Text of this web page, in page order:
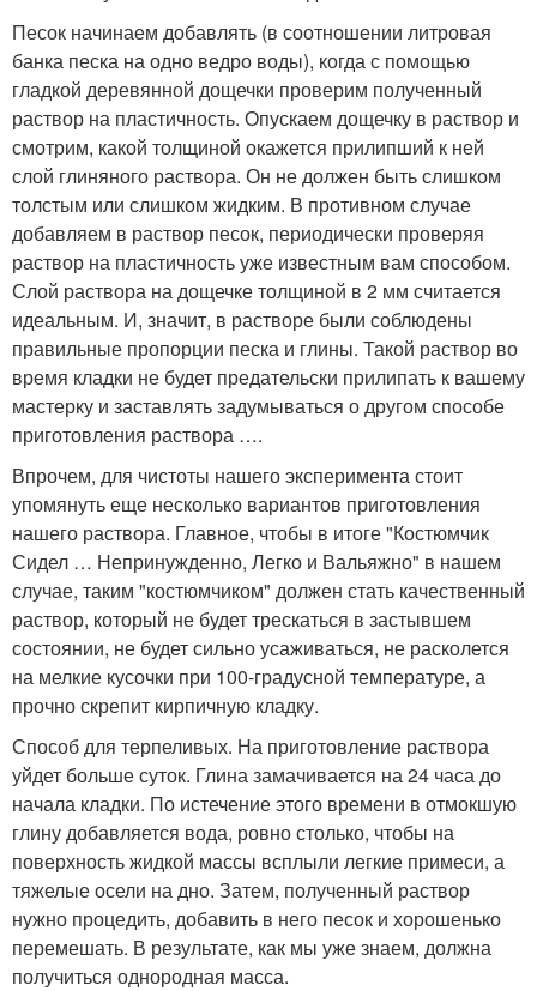
Песок начинаем добавлять (в соотношении литровая
банка песка на одно ведро воды), когда с помощью
гладкой деревянной дощечки проверим полученный
раствор на пластичность. Опускаем дощечку в раствор и
смотрим, какой толщиной окажется прилипший к ней
слой глиняного раствора. Он не должен быть слишком
толстым или слишком жидким. В противном случае
добавляем в раствор песок, периодически проверяя
раствор на пластичность уже известным вам способом.
Слой раствора на дощечке толщиной в 2 мм считается
идеальным. И, значит, в растворе были соблюдены
правильные пропорции песка и глины. Такой раствор во
время кладки не будет предательски прилипать к вашему
мастерку и заставлять задумываться о другом способе
приготовления раствора ….
Впрочем, для чистоты нашего эксперимента стоит
упомянуть еще несколько вариантов приготовления
нашего раствора. Главное, чтобы в итоге "Костюмчик
Сидел … Непринужденно, Легко и Вальяжно" в нашем
случае, таким "костюмчиком" должен стать качественный
раствор, который не будет трескаться в застывшем
состоянии, не будет сильно усаживаться, не расколется
на мелкие кусочки при 100-градусной температуре, а
прочно скрепит кирпичную кладку.
Способ для терпеливых. На приготовление раствора
уйдет больше суток. Глина замачивается на 24 часа до
начала кладки. По истечение этого времени в отмокшую
глину добавляется вода, ровно столько, чтобы на
поверхность жидкой массы всплыли легкие примеси, а
тяжелые осели на дно. Затем, полученный раствор
нужно процедить, добавить в него песок и хорошенько
перемешать. В результате, как мы уже знаем, должна
получиться однородная масса.